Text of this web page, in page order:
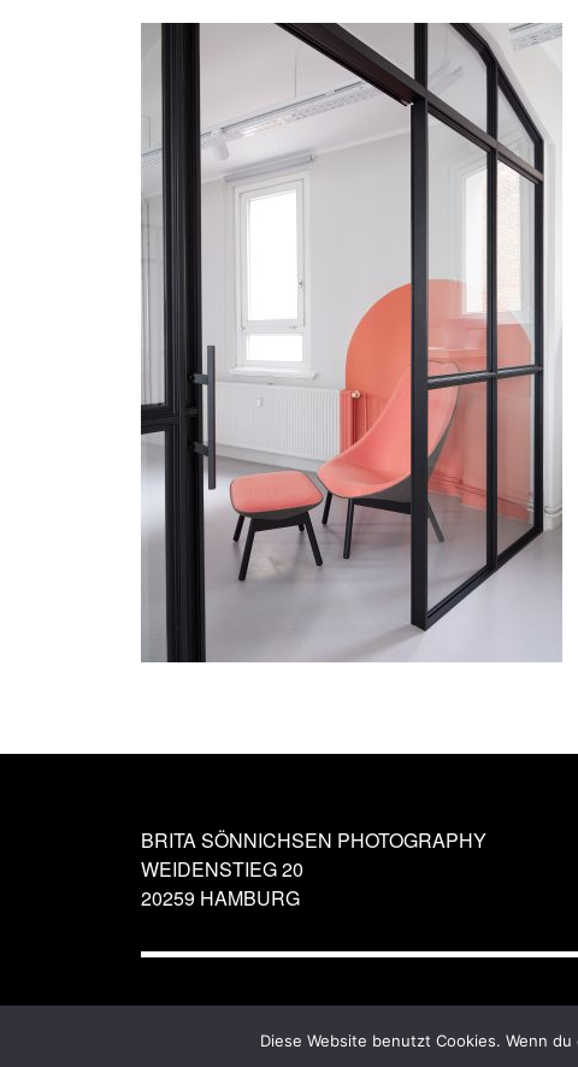
BRITA SÖNNICHSEN PHOTOGRAPHY
WEIDENSTIEG 20
20259 HAMBURG
Diese Website benutzt Cookies. Wenn